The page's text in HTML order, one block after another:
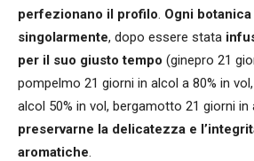
perfezionano il profilo. Ogni
singolarmente, dopo essere stata
per il suo giusto tempo (ginepro 21
pompelmo 21 giorni in alcol a 80% in
alcol 50% in vol, bergamotto 21 giorni in
preservarne la delicatezza e
aromatiche.